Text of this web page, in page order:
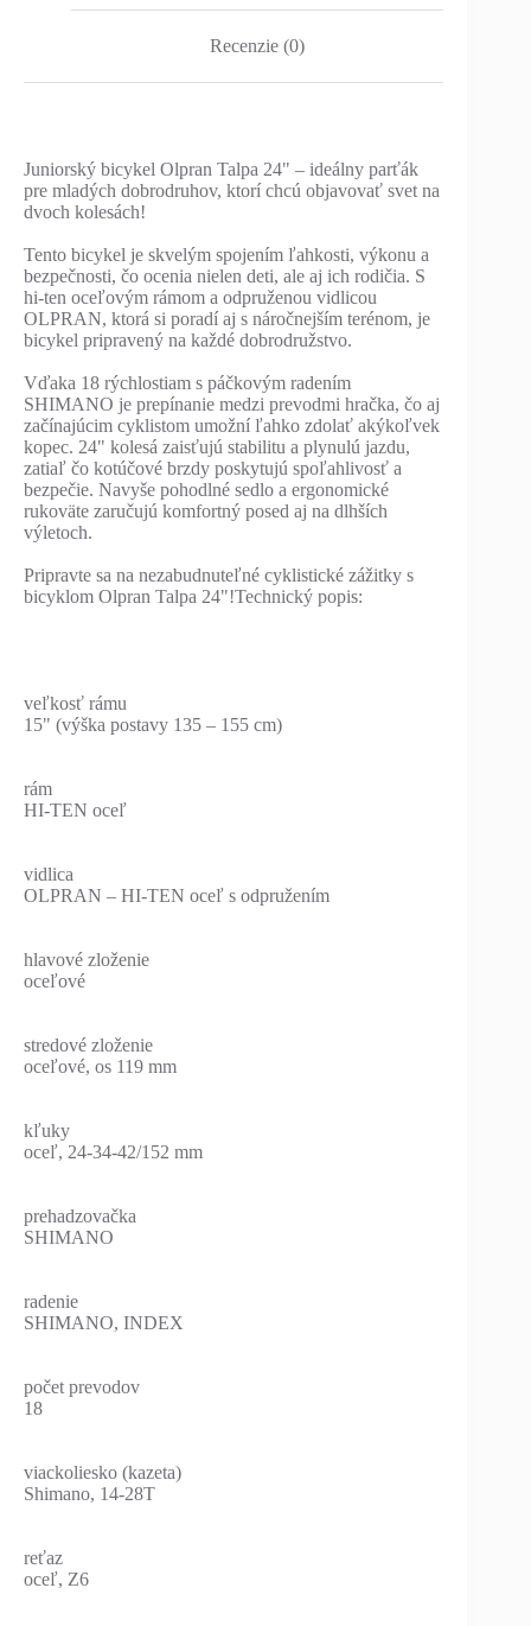
Recenzie (0)
Juniorský bicykel Olpran Talpa 24" – ideálny parťák
pre mladých dobrodruhov, ktorí chcú objavovať svet na
dvoch kolesách!
Tento bicykel je skvelým spojením ľahkosti, výkonu a
bezpečnosti, čo ocenia nielen deti, ale aj ich rodičia. S
hi-ten oceľovým rámom a odpruženou vidlicou
OLPRAN, ktorá si poradí aj s náročnejším terénom, je
bicykel pripravený na každé dobrodružstvo.
Vďaka 18 rýchlostiam s páčkovým radením
SHIMANO je prepínanie medzi prevodmi hračka, čo aj
začínajúcim cyklistom umožní ľahko zdolať akýkoľvek
kopec. 24" kolesá zaisťujú stabilitu a plynulú jazdu,
zatiaľ čo kotúčové brzdy poskytujú spoľahlivosť a
bezpečie. Navyše pohodlné sedlo a ergonomické
rukoväte zaručujú komfortný posed aj na dlhších
výletoch.
Pripravte sa na nezabudnuteľné cyklistické zážitky s
bicyklom Olpran Talpa 24"!Technický popis:
veľkosť rámu
15" (výška postavy 135 – 155 cm)
rám
HI-TEN oceľ
vidlica
OLPRAN – HI-TEN oceľ s odpružením
hlavové zloženie
oceľové
stredové zloženie
oceľové, os 119 mm
kľuky
oceľ, 24-34-42/152 mm
prehadzovačka
SHIMANO
radenie
SHIMANO, INDEX
počet prevodov
18
viackoliesko (kazeta)
Shimano, 14-28T
reťaz
oceľ, Z6